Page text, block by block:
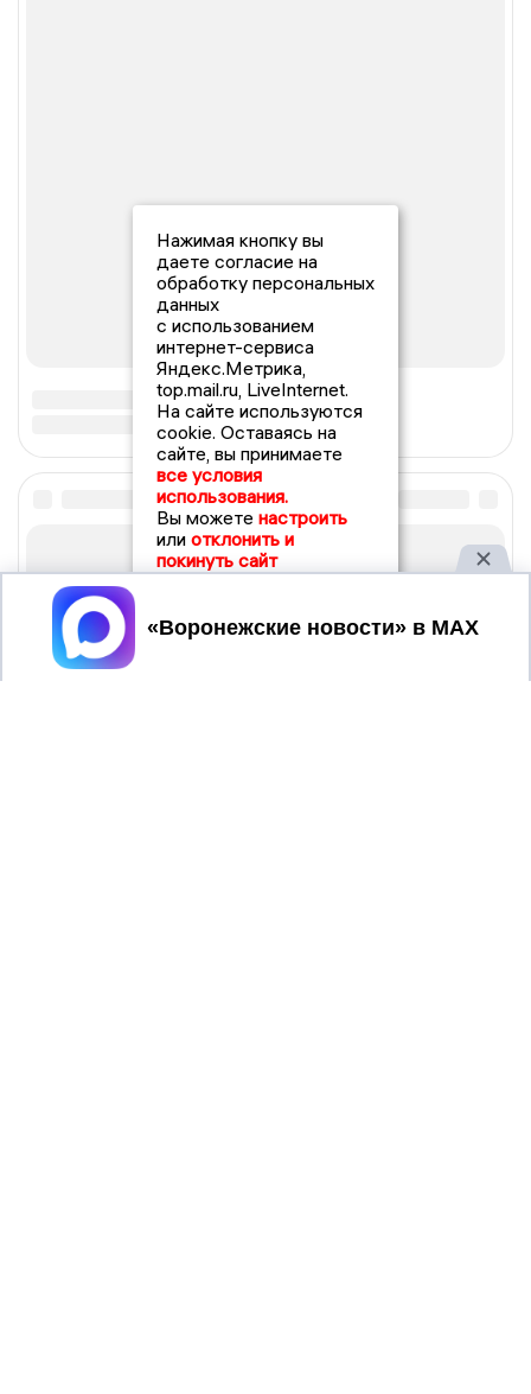
Нажимая кнопку вы
даете согласие на
обработку персональных
данных
с использованием
интернет-сервиса
Яндекс.Метрика,
top.mail.ru, LiveInternet.
На сайте используются
cookie. Оставаясь на
сайте, вы принимаете
все условия
использования.
Вы можете настроить
или отклонить и
покинуть сайт
Принять